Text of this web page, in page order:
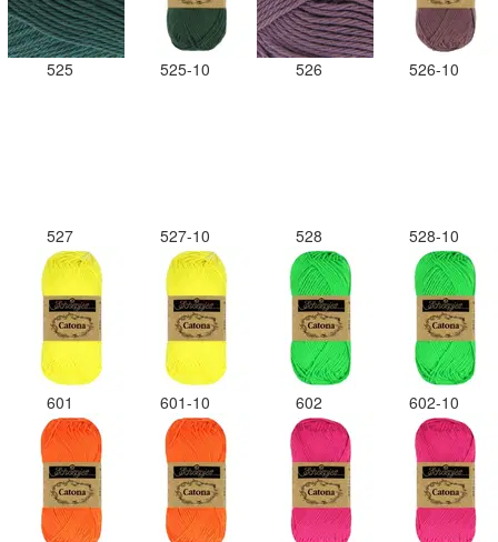
525 525-10 526 526-10
527 527-10 528 528-10
601 601-10 602 602-10